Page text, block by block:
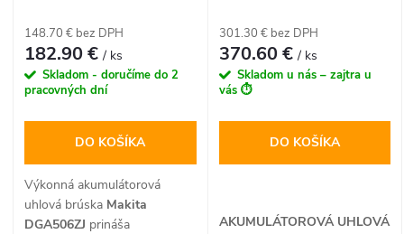
148.70 € bez DPH
182.90 €/ ks
Skladom - doručíme do 2
pracovných dní
DO KOŠÍKA
Výkonná akumulátorová
uhlová brúska Makita
DGA506ZJ prináša
301.30 € bez DPH
370.60 €/ ks
Skladom u nás – zajtra u
vás ⏱️
DO KOŠÍKA
AKUMULÁTOROVÁ UHLOVÁ